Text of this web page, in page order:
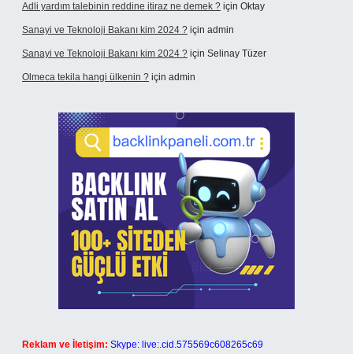
Adli yardım talebinin reddine itiraz ne demek ? için Oktay
Sanayi ve Teknoloji Bakanı kim 2024 ? için admin
Sanayi ve Teknoloji Bakanı kim 2024 ? için Selinay Tüzer
Olmeca tekila hangi ülkenin ? için admin
Reklam ve İletişim: Skype: live:.cid.575569c608265c69